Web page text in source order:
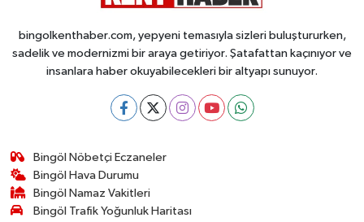
bingolkenthaber.com, yepyeni temasıyla sizleri buluştururken,
sadelik ve modernizmi bir araya getiriyor. Şatafattan kaçınıyor ve
insanlara haber okuyabilecekleri bir altyapı sunuyor.
Bingöl Nöbetçi Eczaneler
Bingöl Hava Durumu
Bingöl Namaz Vakitleri
Bingöl Trafik Yoğunluk Haritası